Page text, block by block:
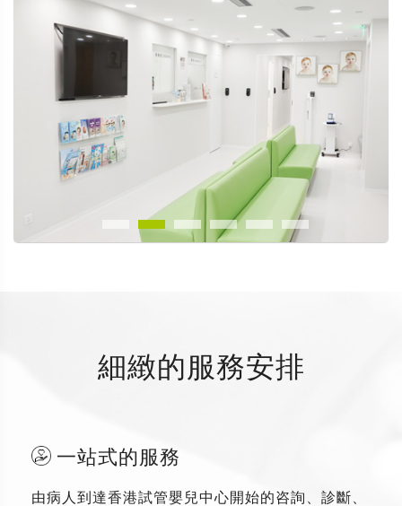
細緻的服務安排
一站式的服務
由病人到達香港試管嬰兒中心開始的咨詢、診斷、